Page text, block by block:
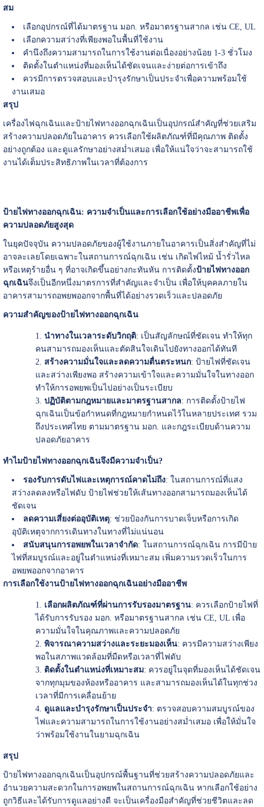
สม
เลือกอุปกรณ์ที่ได้มาตรฐาน มอก. หรือมาตรฐานสากล เช่น CE, UL
เลือกความสว่างที่เพียงพอในพื้นที่ใช้งาน
คำนึงถึงความสามารถในการใช้งานต่อเนื่องอย่างน้อย 1-3 ชั่วโมง
ติดตั้งในตำแหน่งที่มองเห็นได้ชัดเจนและง่ายต่อการเข้าถึง
ควรมีการตรวจสอบและบำรุงรักษาเป็นประจำเพื่อความพร้อมใช้
งานเสมอ
สรุป
เครื่องไฟฉุกเฉินและป้ายไฟทางออกฉุกเฉินเป็นอุปกรณ์สำคัญที่ช่วยเสริม
สร้างความปลอดภัยในอาคาร ควรเลือกใช้ผลิตภัณฑ์ที่มีคุณภาพ ติดตั้ง
อย่างถูกต้อง และดูแลรักษาอย่างสม่ำเสมอ เพื่อให้แน่ใจว่าจะสามารถใช้
งานได้เต็มประสิทธิภาพในเวลาที่ต้องการ
ป้ายไฟทางออกฉุกเฉิน: ความจำเป็นและการเลือกใช้อย่างมืออาชีพเพื่อ
ความปลอดภัยสูงสุด
ในยุคปัจจุบัน ความปลอดภัยของผู้ใช้งานภายในอาคารเป็นสิ่งสำคัญที่ไม่
อาจละเลยโดยเฉพาะในสถานการณ์ฉุกเฉิน เช่น เกิดไฟไหม้ น้ำรั่วไหล
หรือเหตุร้ายอื่น ๆ ที่อาจเกิดขึ้นอย่างกะทันหัน การติดตั้งป้ายไฟทางออก
ฉุกเฉินจึงเป็นอีกหนึ่งมาตรการที่สำคัญและจำเป็น เพื่อให้บุคคลภายใน
อาคารสามารถอพยพออกจากพื้นที่ได้อย่างรวดเร็วและปลอดภัย
ความสำคัญของป้ายไฟทางออกฉุกเฉิน
นำทางในเวลาระดับวิกฤติ: เป็นสัญลักษณ์ที่ชัดเจน ทำให้ทุก
คนสามารถมองเห็นและตัดสินใจเดินไปยังทางออกได้ทันที
สร้างความมั่นใจและลดความตื่นตระหนก: ป้ายไฟที่ชัดเจน
และสว่างเพียงพอ สร้างความเข้าใจและความมั่นใจในทางออก
ทำให้การอพยพเป็นไปอย่างเป็นระเบียบ
ปฏิบัติตามกฎหมายและมาตรฐานสากล: การติดตั้งป้ายไฟ
ฉุกเฉินเป็นข้อกำหนดที่กฎหมายกำหนดไว้ในหลายประเทศ รวม
ถึงประเทศไทย ตามมาตรฐาน มอก. และกฎระเบียบด้านความ
ปลอดภัยอาคาร
ทำไมป้ายไฟทางออกฉุกเฉินจึงมีความจำเป็น?
รองรับการดับไฟและเหตุการณ์คาดไม่ถึง: ในสถานการณ์ที่แสง
สว่างลดลงหรือไฟดับ ป้ายไฟช่วยให้เส้นทางออกสามารถมองเห็นได้
ชัดเจน
ลดความเสี่ยงต่ออุบัติเหตุ: ช่วยป้องกันการบาดเจ็บหรือการเกิด
อุบัติเหตุจากการเดินทางในทางที่ไม่แน่นอน
สนับสนุนการอพยพในเวลาจำกัด: ในสถานการณ์ฉุกเฉิน การมีป้าย
ไฟที่สมบูรณ์และอยู่ในตำแหน่งที่เหมาะสม เพิ่มความรวดเร็วในการ
อพยพออกจากอาคาร
การเลือกใช้งานป้ายไฟทางออกฉุกเฉินอย่างมืออาชีพ
เลือกผลิตภัณฑ์ที่ผ่านการรับรองมาตรฐาน: ควรเลือกป้ายไฟที่
ได้รับการรับรอง มอก. หรือมาตรฐานสากล เช่น CE, UL เพื่อ
ความมั่นใจในคุณภาพและความปลอดภัย
พิจารณาความสว่างและระยะมองเห็น: ควรมีความสว่างเพียง
พอในสภาพแวดล้อมที่มืดหรือเวลาที่ไฟดับ
ติดตั้งในตำแหน่งที่เหมาะสม: ควรอยู่ในจุดที่มองเห็นได้ชัดเจน
จากทุกมุมของห้องหรืออาคาร และสามารถมองเห็นได้ในทุกช่วง
เวลาที่มีการเคลื่อนย้าย
ดูแลและบำรุงรักษาเป็นประจำ: ตรวจสอบความสมบูรณ์ของ
ไฟและความสามารถในการใช้งานอย่างสม่ำเสมอ เพื่อให้มั่นใจ
ว่าพร้อมใช้งานในยามฉุกเฉิน
สรุป
ป้ายไฟทางออกฉุกเฉินเป็นอุปกรณ์พื้นฐานที่ช่วยสร้างความปลอดภัยและ
อำนวยความสะดวกในการอพยพในสถานการณ์ฉุกเฉิน หากเลือกใช้อย่าง
ถูกวิธีและได้รับการดูแลอย่างดี จะเป็นเครื่องมือสำคัญที่ช่วยชีวิตและลด